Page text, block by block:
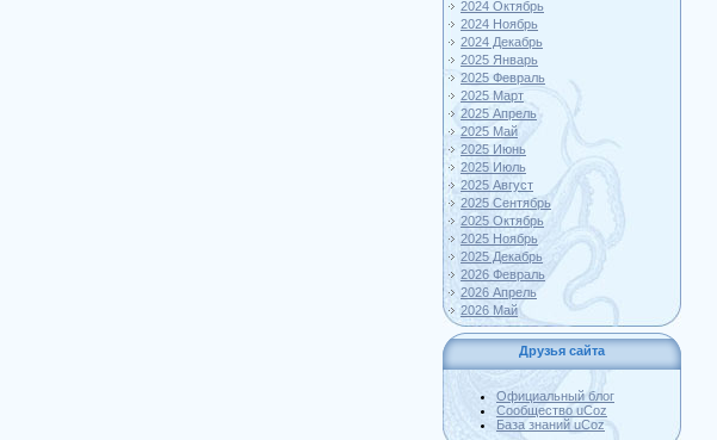
2024 Октябрь
2024 Ноябрь
2024 Декабрь
2025 Январь
2025 Февраль
2025 Март
2025 Апрель
2025 Май
2025 Июнь
2025 Июль
2025 Август
2025 Сентябрь
2025 Октябрь
2025 Ноябрь
2025 Декабрь
2026 Февраль
2026 Апрель
2026 Май
Друзья сайта
Официальный блог
Сообщество uCoz
База знаний uCoz